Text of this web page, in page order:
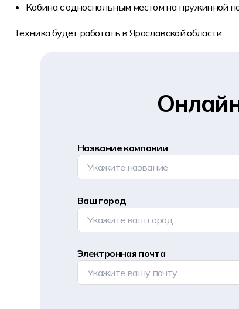
Кабина с односпальным местом на пружинной
Техника будет работать в Ярославской области.
Название компании
Ваш город
Электронная почта